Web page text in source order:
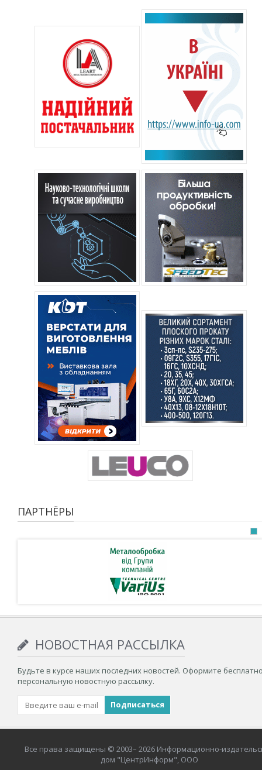
ПАРТНЁРЫ
НОВОСТНАЯ РАССЫЛКА
Будьте в курсе наших последних новостей. Оформите
персональную новостную рассылку.
Все права защищены © 2003– 2026 Информационно-
дом "ЦентрИнформ", ООО